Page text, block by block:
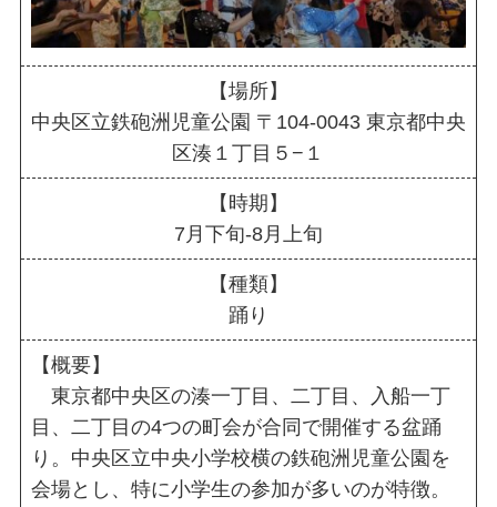
【場所】
中央区立鉄砲洲児童公園 〒104-0043 東京都中央
区湊１丁目５−１
【時期】
7月下旬-8月上旬
【種類】
踊り
【概要】
東京都中央区の湊一丁目、二丁目、入船一丁
目、二丁目の4つの町会が合同で開催する盆踊
り。中央区立中央小学校横の鉄砲洲児童公園を
会場とし、特に小学生の参加が多いのが特徴。